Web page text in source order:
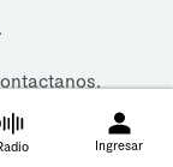
.
.
Ingresar